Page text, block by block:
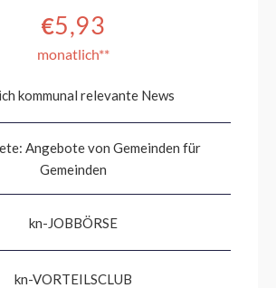
€5,93
monatlich**
kommunal relevante News
Angebote von Gemeinden für
Gemeinden
kn-JOBBÖRSE
kn-VORTEILSCLUB